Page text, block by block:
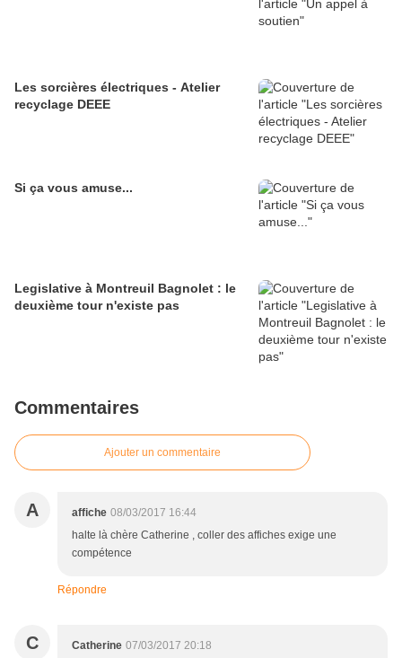
Les sorcières électriques - Atelier
recyclage DEEE
Si ça vous amuse...
Legislative à Montreuil Bagnolet : le
deuxième tour n'existe pas
Commentaires
Ajouter un commentaire
A affiche 08/03/2017 16:44
halte là chère Catherine , coller des affiches exige une
compétence
Répondre
C Catherine 07/03/2017 20:18